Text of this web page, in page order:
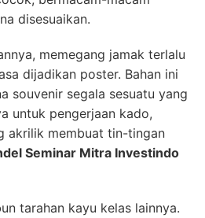
disesuaikan.
memegang jamak terlalu
dijadikan poster. Bahan ini
souvenir segala sesuatu yang
untuk pengerjaan kado,
akrilik membuat tin-tingan
Seminar Mitra Investindo
tarahan kayu kelas lainnya.